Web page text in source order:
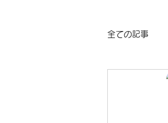
全ての記事